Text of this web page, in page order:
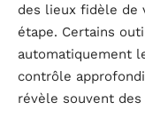
des lieux fidèle de
étape. Certains
automatiquement
contrôle
révèle souvent